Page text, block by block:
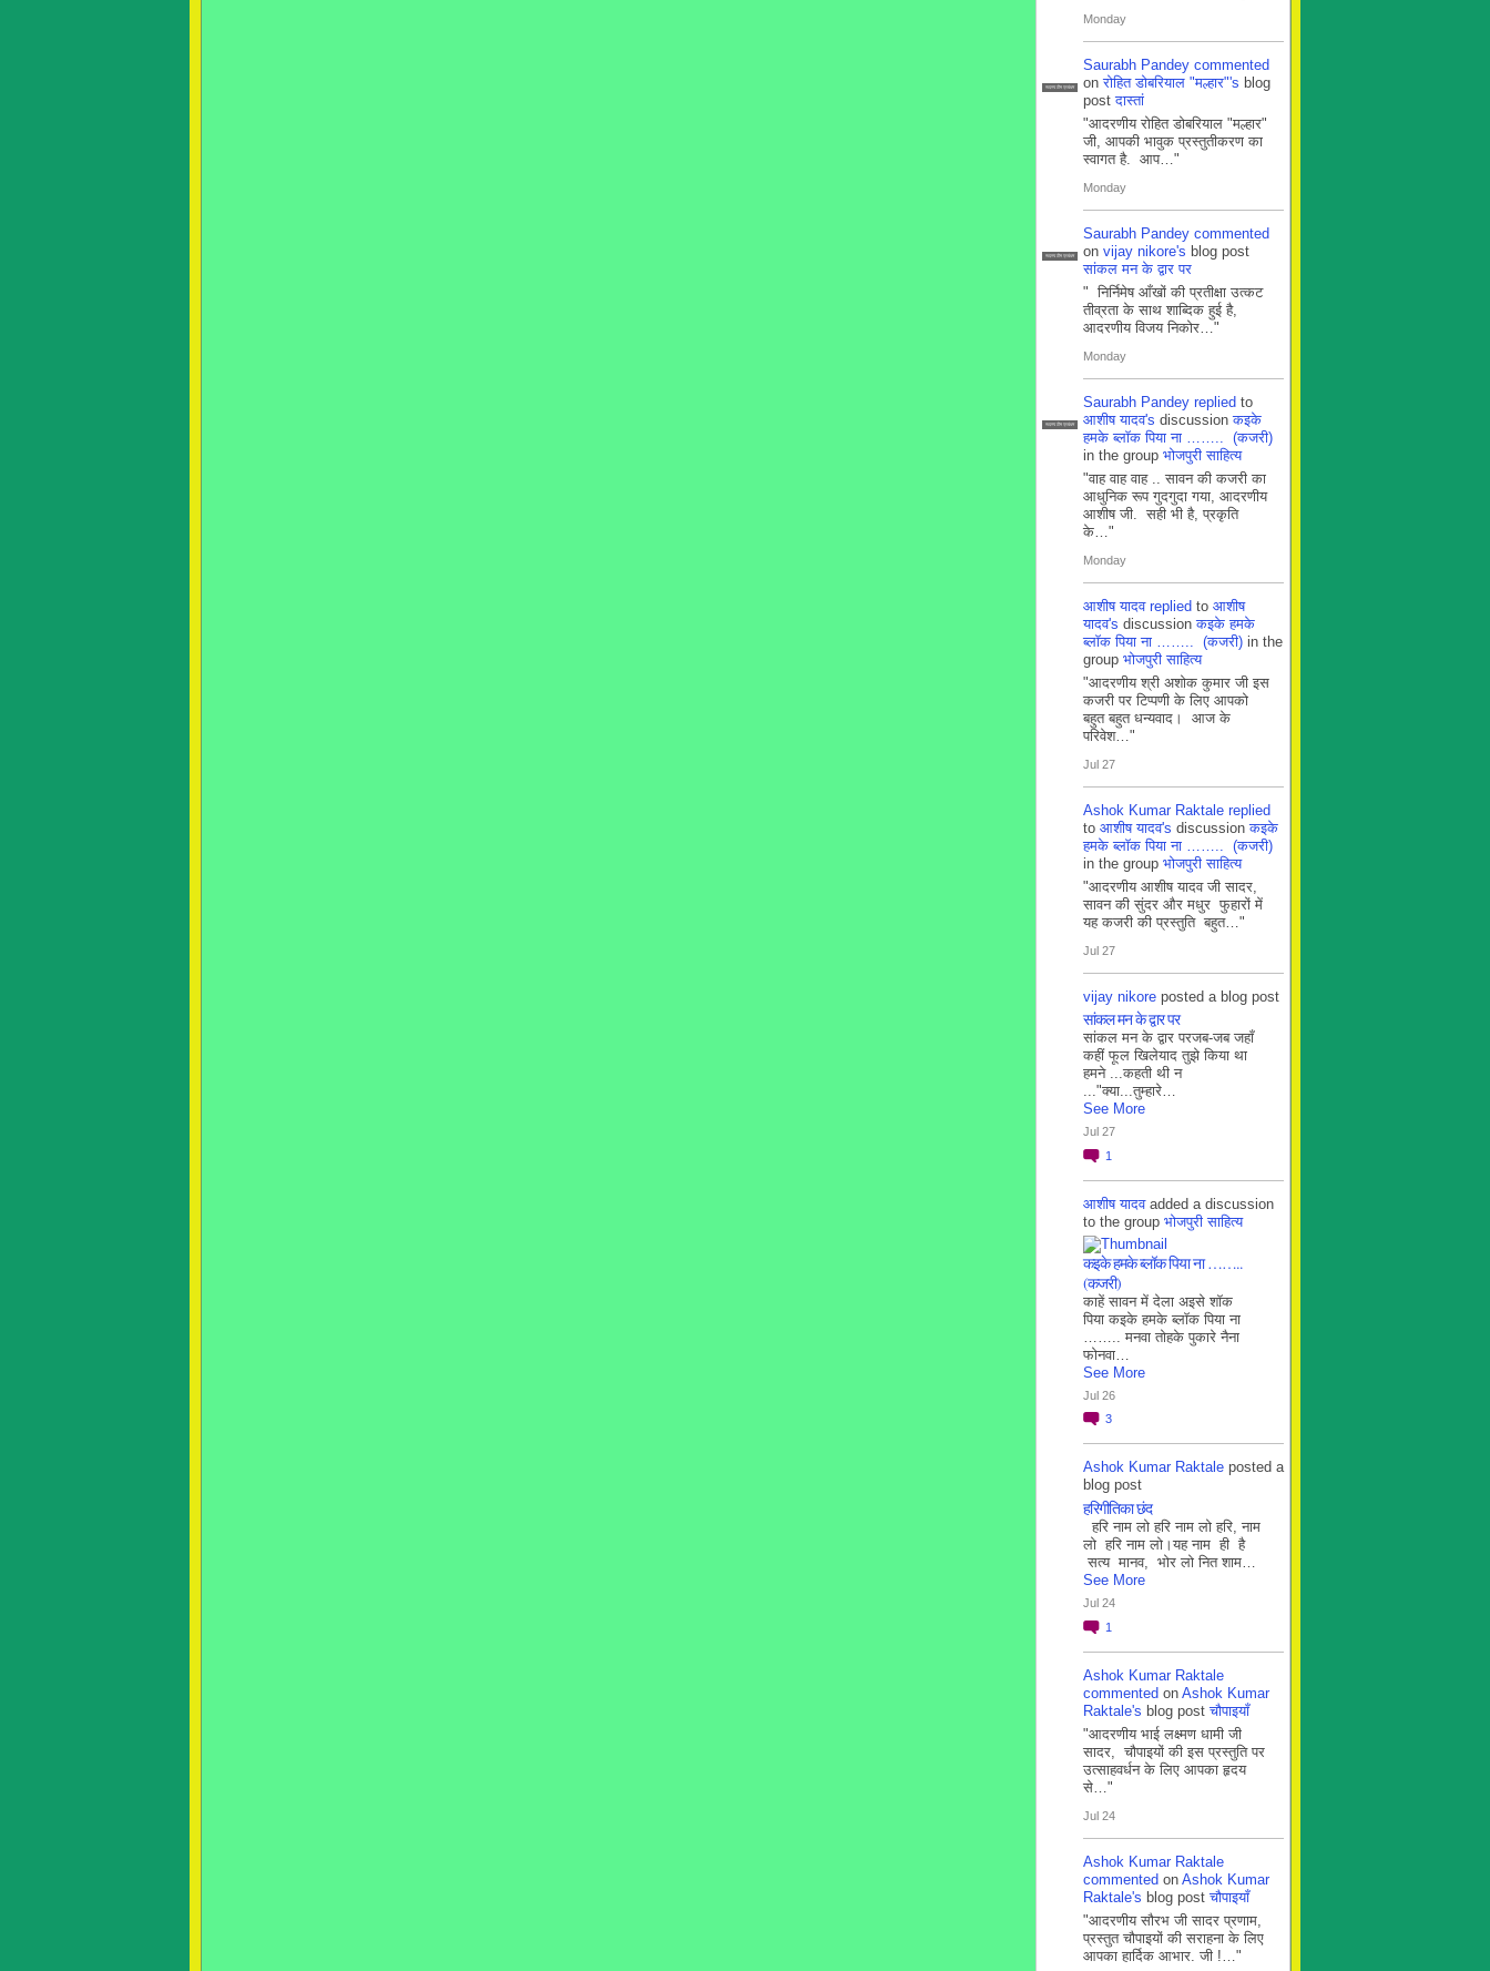
Monday
सदस्य टीम प्रबंधन
Saurabh Pandey commented
onरोहित डोबरियाल "मल्हार"'s blog
postदास्तां
"आदरणीय रोहित डोबरियाल "मल्हार"
जी, आपकी भावुक प्रस्तुतीकरण का
स्वागत है. आप…"
Monday
सदस्य टीम प्रबंधन
Saurabh Pandey commented
on vijay nikore's blog post
सांकल मन के द्वार पर
" निर्निमेष आँखों की प्रतीक्षा उत्कट
तीव्रता के साथ शाब्दिक हुई है,
आदरणीय विजय निकोर…"
Monday
सदस्य टीम प्रबंधन
Saurabh Pandey replied to
आशीष यादव's discussionकइके
हमके ब्लाॅक पिया ना …….. (कजरी)
in the group भोजपुरी साहित्य
"वाह वाह वाह .. सावन की कजरी का
आधुनिक रूप गुदगुदा गया, आदरणीय
आशीष जी. सही भी है, प्रकृति
के…"
Monday
आशीष यादव replied to आशीष
यादव's discussionकइके हमके
ब्लाॅक पिया ना …….. (कजरी) in the
group भोजपुरी साहित्य
"आदरणीय श्री अशोक कुमार जी इस
कजरी पर टिप्पणी के लिए आपको
बहुत बहुत धन्यवाद। आज के
परिवेश…"
Jul 27
Ashok Kumar Raktale replied
to आशीष यादव's discussionकइके
हमके ब्लाॅक पिया ना …….. (कजरी)
in the group भोजपुरी साहित्य
"आदरणीय आशीष यादव जी सादर,
सावन की सुंदर और मधुर फुहारों में
यह कजरी की प्रस्तुति बहुत…"
Jul 27
vijay nikore posted a blog post
सांकल मन के द्वार पर
सांकल मन के द्वार परजब-जब जहाँ
कहीं फूल खिलेयाद तुझे किया था
हमने ...कहती थी न
..."क्या...तुम्हारे…
See More
Jul 27
1
आशीष यादवadded a discussion
to the group भोजपुरी साहित्य
कइके हमके ब्लाॅक पिया ना ……..
(कजरी)
काहें सावन में देला अइसे शॉक
पिया कइके हमके ब्लाॅक पिया ना
…….. मनवा तोहके पुकारे नैना
फोनवा…
See More
Jul 26
3
Ashok Kumar Raktale posted a
blog post
हरिगीतिका छंद
हरि नाम लो हरि नाम लो हरि, नाम
लो हरि नाम लो।यह नाम ही है
सत्य मानव, भोर लो नित शाम…
See More
Jul 24
1
Ashok Kumar Raktale
commented on Ashok Kumar
Raktale's blog postचौपाइयाँ
"आदरणीय भाई लक्ष्मण धामी जी
सादर, चौपाइयों की इस प्रस्तुति पर
उत्साहवर्धन के लिए आपका हृदय
से…"
Jul 24
Ashok Kumar Raktale
commented on Ashok Kumar
Raktale's blog postचौपाइयाँ
"आदरणीय सौरभ जी सादर प्रणाम,
प्रस्तुत चौपाइयों की सराहना के लिए
आपका हार्दिक आभार. जी !…"